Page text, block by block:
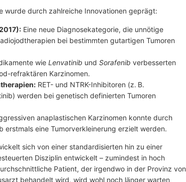
wurde durch zahlreiche Innovationen geprägt:
Eine neue Diagnosekategorie, die unnötige
bei bestimmten gutartigen Tumoren
wie Lenvatinib und Sorafenib verbesserten
refraktären Karzinomen.
RET- und NTRK-Inhibitoren (z. B.
werden bei genetisch definierten Tumoren
anaplastischen Karzinomen konnte durch
erstmals eine Tumorverkleinerung erzielt werden.
sich von einer standardisierten hin zu einer
Disziplin entwickelt – zumindest in hoch
Patient, der irgendwo in der Provinz von
behandelt wird, wird wohl noch länger warten